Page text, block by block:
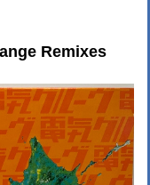
Remixes